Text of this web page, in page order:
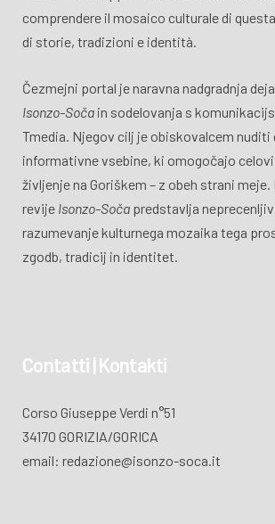
comprendere il mosaico culturale di
di storie, tradizioni e identità.
Čezmejni portal je naravna nadgradnja
Isonzo-Soča in sodelovanja s
Tmedia. Njegov cilj je obiskovalcem
informativne vsebine, ki omogočajo
življenje na Goriškem – z obeh strani
revije Isonzo-Soča predstavlja
razumevanje kulturnega mozaika tega
zgodb, tradicij in identitet.
Contatti | Kontakti
Corso Giuseppe Verdi n°51
34170 GORIZIA/GORICA
email: redazione@isonzo-soca.it